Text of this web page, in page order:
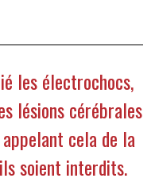
les électrochocs,
lésions cérébrales
cela de la
soient interdits.